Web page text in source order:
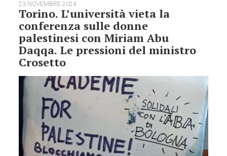
23 NOVEMBRE 2024
Torino. L’università vieta la
conferenza sulle donne
palestinesi con Miriam Abu
Daqqa. Le pressioni del ministro
Crosetto